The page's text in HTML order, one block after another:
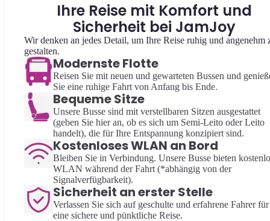
Ihre Reise mit Komfort und
Sicherheit bei JamJoy
Wir denken an jedes Detail, um Ihre Reise ruhig und angenehm
gestalten.
Modernste Flotte
Reisen Sie mit neuen und gewarteten Bussen und
Sie eine ruhige Fahrt von Anfang bis Ende.
Bequeme Sitze
Unsere Busse sind mit verstellbaren Sitzen ausgestattet
(geben Sie hier an, ob es sich um Semi-Leito oder Leito
handelt), die für Ihre Entspannung konzipiert sind.
Kostenloses WLAN an Bord
Bleiben Sie in Verbindung. Unsere Busse bieten
WLAN während der Fahrt (*abhängig von der
Signalverfügbarkeit).
Sicherheit an erster Stelle
Verlassen Sie sich auf geschulte und erfahrene Fahrer für
eine sichere und pünktliche Reise.